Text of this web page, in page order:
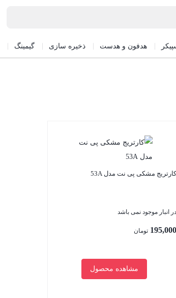
هدفون و هدست ذخیره سازی گیمینگ
کارتریج مشکی پی نت مدل 53A
در انبار موجود نمی باشد
195,000 تومان
مشاهده محصول